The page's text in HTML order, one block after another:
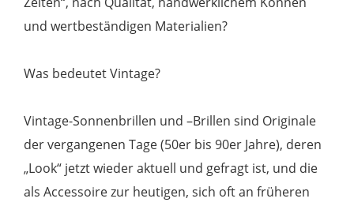
und wertbeständigen Materialien?
Was bedeutet Vintage?
Vintage-Sonnenbrillen und –Brillen sind Originale
der vergangenen Tage (50er bis 90er Jahre), deren
„Look“ jetzt wieder aktuell und gefragt ist, und die
als Accessoire zur heutigen, sich oft an früheren